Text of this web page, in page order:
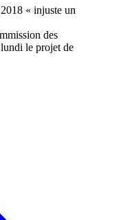
des
le projet de